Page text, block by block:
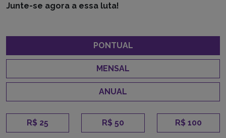
Junte-se agora a essa luta!
PONTUAL
MENSAL
ANUAL
R$ 25 R$ 50 R$ 100